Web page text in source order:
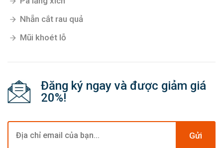
Nhẵn cắt rau quả
Mũi khoét lỗ
Đăng ký ngay và được giảm giá
20%!
Gửi